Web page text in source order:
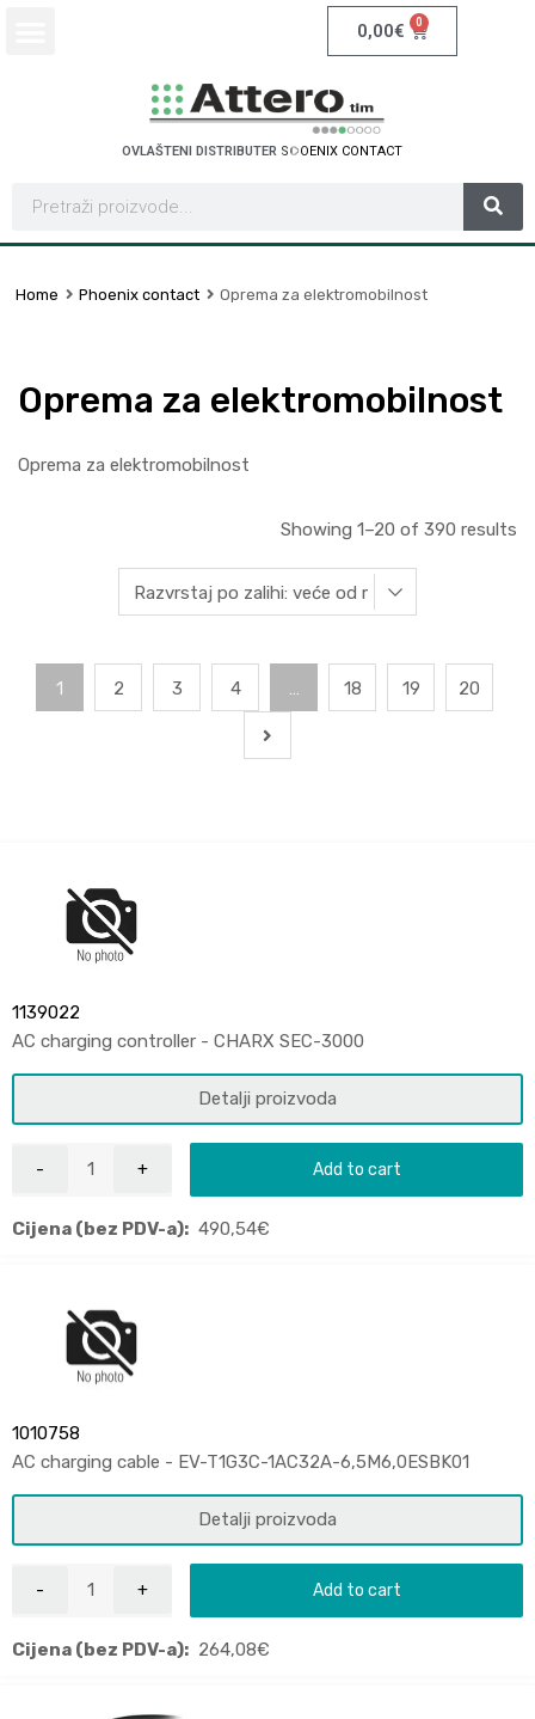
0,00€ 0
OVLAŠTENI DISTRIBUTER SCHNEIDER ELEC
N A CT
Home Phoenix contact Oprema za elektromobilnost
Oprema za elektromobilnost
Oprema za elektromobilnost
Showing 1–20 of 390 results
1 2 3 4 … 18 19 20
1139022
AC charging controller - CHARX SEC-3000
Detalji proizvoda
Add to cart
Cijena (bez PDV-a): 490,54€
1010758
AC charging cable - EV-T1G3C-1AC32A-6,5M6,0ESBK01
Detalji proizvoda
Add to cart
Cijena (bez PDV-a): 264,08€